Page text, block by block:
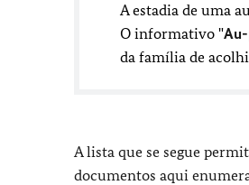
A estadia de uma
O informativo "
da família de
A lista que se segue
documentos aqui